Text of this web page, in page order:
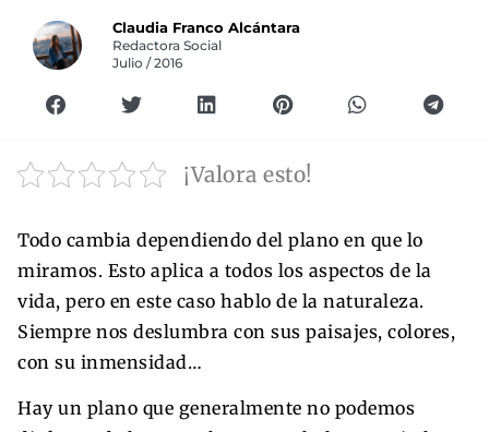
Claudia Franco Alcántara
Redactora Social
Julio / 2016
¡Valora esto!
Todo cambia dependiendo del plano en que lo
miramos. Esto aplica a todos los aspectos de la
vida, pero en este caso hablo de la naturaleza.
Siempre nos deslumbra con sus paisajes, colores,
con su inmensidad…
Hay un plano que generalmente no podemos